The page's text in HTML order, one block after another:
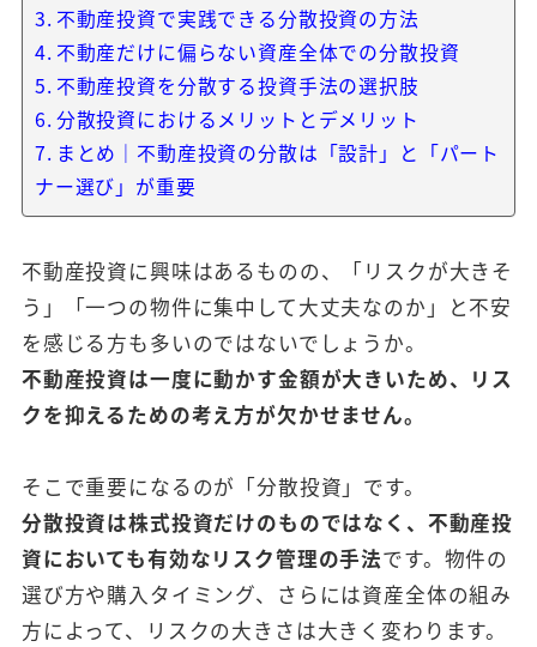
不動産投資で実践できる分散投資の方法
不動産だけに偏らない資産全体での分散投資
不動産投資を分散する投資手法の選択肢
分散投資におけるメリットとデメリット
まとめ｜不動産投資の分散は「設計」と「パート
ナー選び」が重要
不動産投資に興味はあるものの、「リスクが大きそ
う」「一つの物件に集中して大丈夫なのか」と不安
を感じる方も多いのではないでしょうか。
不動産投資は一度に動かす金額が大きいため、リス
クを抑えるための考え方が欠かせません。
そこで重要になるのが「分散投資」です。
分散投資は株式投資だけのものではなく、不動産投
資においても有効なリスク管理の手法です。物件の
選び方や購入タイミング、さらには資産全体の組み
方によって、リスクの大きさは大きく変わります。